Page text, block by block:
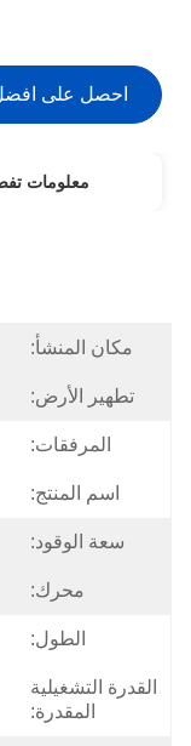
احصل على
معلومات
مكان المنشأ:
تطهير الأرض:
المرفقات:
اسم المنتج:
سعة الوقود:
محرك:
الطول:
القدرة التشغيلية
المقدرة: